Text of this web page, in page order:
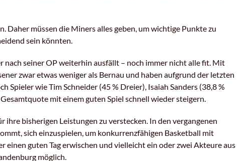
Daher müssen die Miners alles geben, um wichtige Punkte zu
sein könnten.
nach seiner OP weiterhin ausfällt – noch immer nicht alle fit. Mit
zwar etwas weniger als Bernau und haben aufgrund der letzten
Spieler wie Tim Schneider (45 % Dreier), Isaiah Sanders (38,8 %
mit einem guten Spiel schnell wieder steigern.
bisherigen Leistungen zu verstecken. In den vergangenen
sich einzuspielen, um konkurrenzfähigen Basketball mit
einen guten Tag erwischen und vielleicht ein oder zwei Akteure aus
möglich.